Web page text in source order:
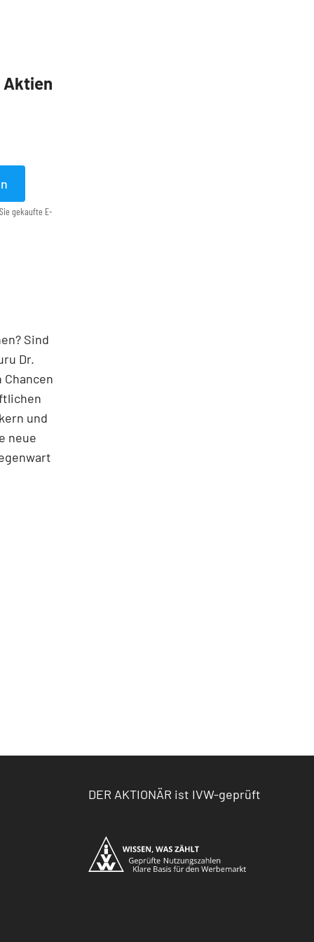
Aktien
gekaufte E-
Sind
Dr.
und
neue
DER AKTIONÄR ist IVW-geprüft